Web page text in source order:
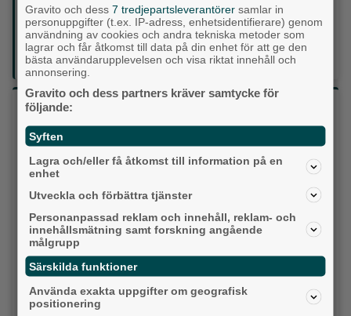
Din enda lokaltidning som kommer på papper och är helt
GRATIS!
Lokalpressen, på webben, i brevlådan och sociala medier.
Vilket parti skulle du rösta på om det var val
idag?
Socialdemokraterna
Moderaterna
Vänsterpartiet
Sverigedemokraterna
Miljöpartiet
Gravito och dess7 tredjepartsleverantörer samlar in
personuppgifter (t.ex. IP-adress, enhetsidentifierare) genom
användning av cookies och andra tekniska metoder som
lagrar och får åtkomst till data på din enhet för att ge den
bästa användarupplevelsen och visa riktat innehåll och
annonsering.
Gravito och dess partners kräver samtycke för
följande:
Syften
Lagra och/eller få åtkomst till information på en
enhet
Utveckla och förbättra tjänster
Personanpassad reklam och innehåll, reklam- och
innehållsmätning samt forskning angående
målgrupp
Särskilda funktioner
Använda exakta uppgifter om geografisk
positionering